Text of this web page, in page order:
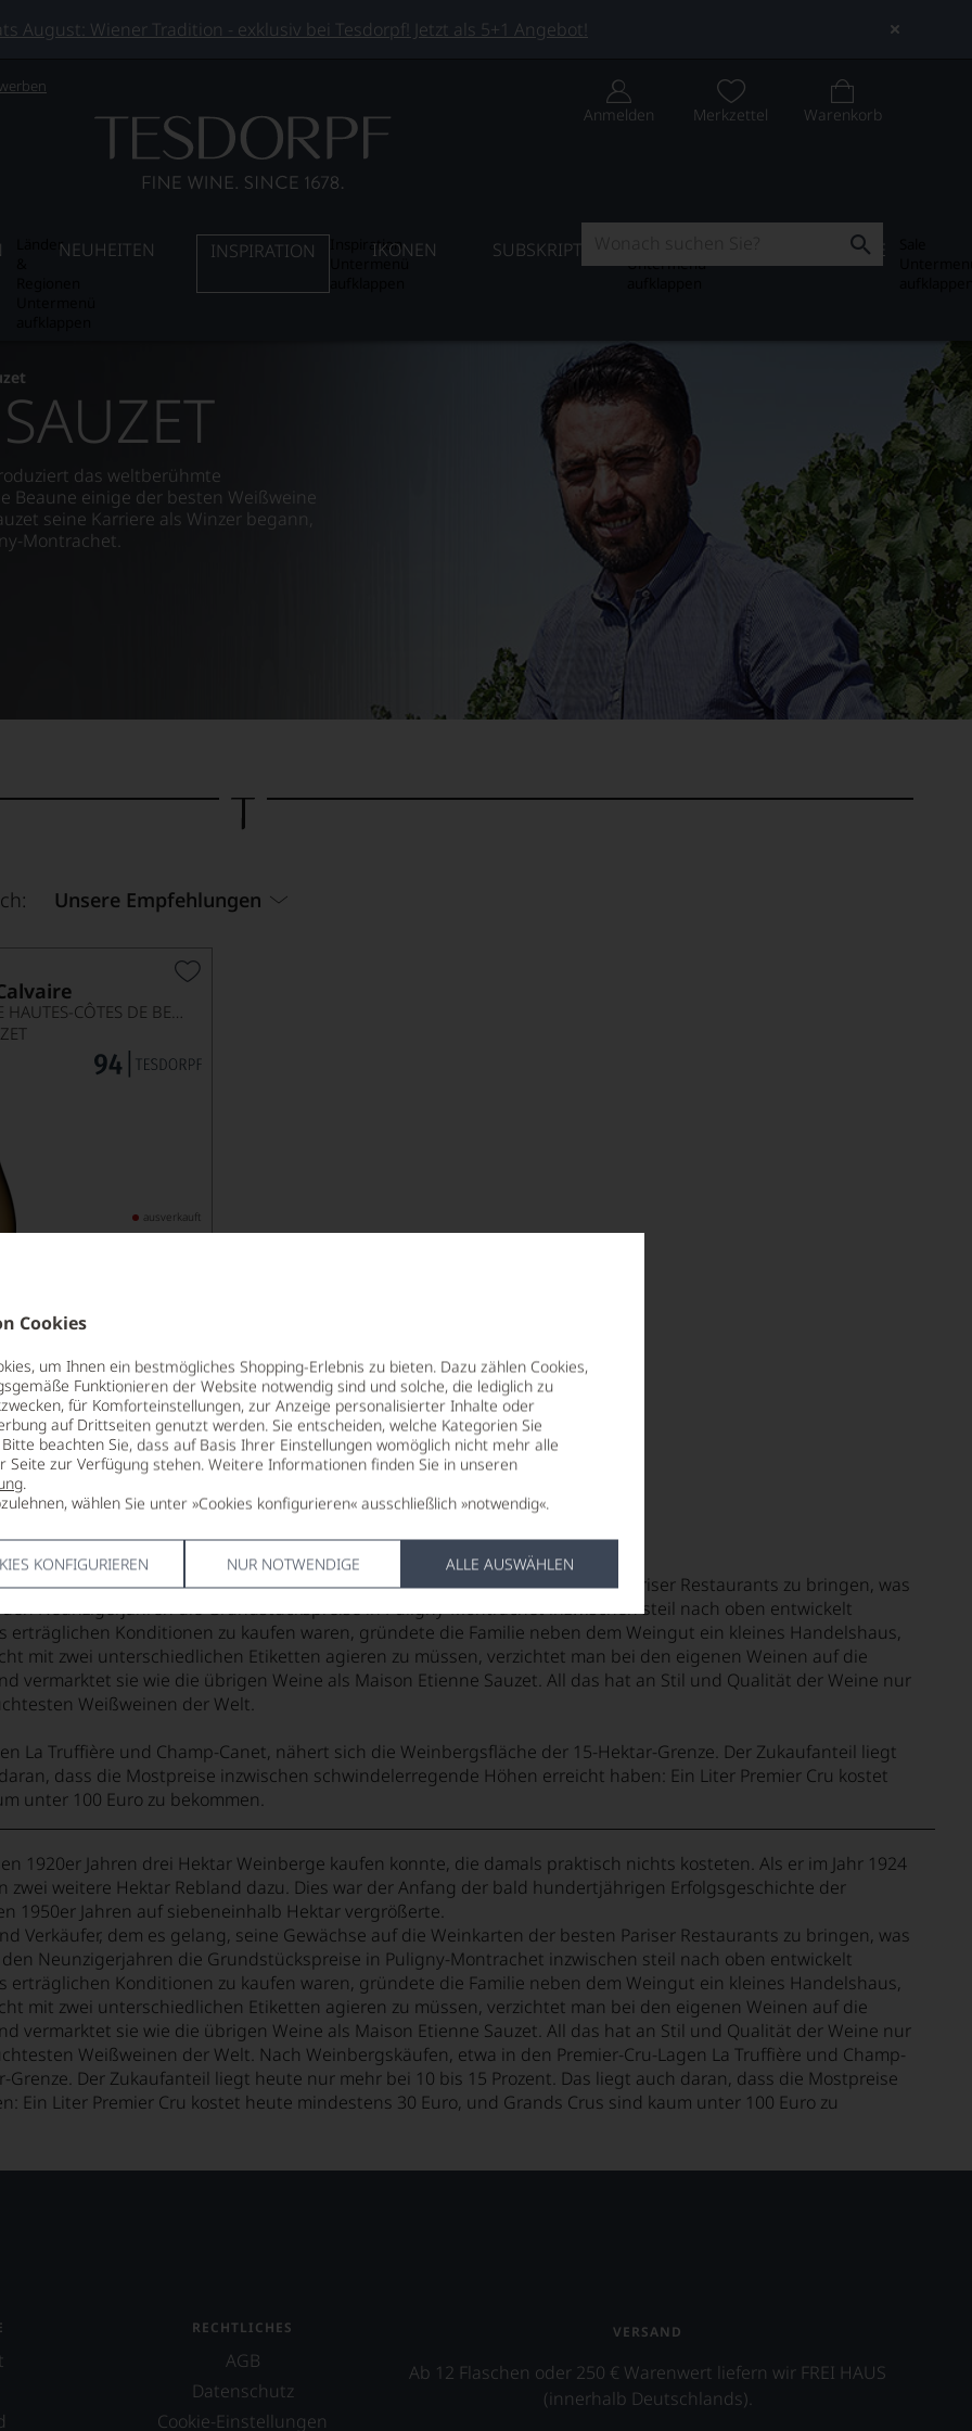
Cookies
um Ihnen ein bestmögliches Shopping-Erlebnis zu bieten. Dazu zählen Cookies,
Funktionieren der Website notwendig sind und solche, die lediglich zu
für Komforteinstellungen, zur Anzeige personalisierter Inhalte oder
auf Drittseiten genutzt werden. Sie entscheiden, welche Kategorien Sie
beachten Sie, dass auf Basis Ihrer Einstellungen womöglich nicht mehr alle
Seite zur Verfügung stehen. Weitere Informationen finden Sie in unseren
.
wählen Sie unter »Cookies konfigurieren« ausschließlich »notwendig«.
KONFIGURIEREN NUR NOTWENDIGE ALLE AUSWÄHLEN
August: Wiener Tradition - exklusiv bei Tesdorpf! Jetzt als 5+1 Angebot!
Anmelden Merkzettel Warenkorb
LänderNEUHEITEN INSPIRATION
InspirationIKONEN SUBSKRIPTION
Untermenü
SALE
das weltberühmte
Beaune einige der besten Weißweine
seine Karriere als Winzer begann,
Montrachet.
Unsere Empfehlungen
BOURGOGNE HAUTES-CÔTES DE BEAUNE AOP
ausverkauft
Verkäufer, dem es gelang, seine Gewächse auf die Weinkarten der besten Pariser Restaurants zu bringen, was
Neunzigerjahren die Grundstückspreise in Puligny-Montrachet inzwischen steil nach oben entwickelt
Konditionen zu kaufen waren, gründete die Familie neben dem Weingut ein kleines Handelshaus,
mit zwei unterschiedlichen Etiketten agieren zu müssen, verzichtet man bei den eigenen Weinen auf die
vermarktet sie wie die übrigen Weine als Maison Etienne Sauzet. All das hat an Stil und Qualität der Weine nur
Weißweinen der Welt.
La Truffière und Champ-Canet, nähert sich die Weinbergsfläche der 15-Hektar-Grenze. Der Zukaufanteil liegt
dass die Mostpreise inzwischen schwindelerregende Höhen erreicht haben: Ein Liter Premier Cru kostet
unter 100 Euro zu bekommen.
1920er Jahren drei Hektar Weinberge kaufen konnte, die damals praktisch nichts kosteten. Als er im Jahr 1924
zwei weitere Hektar Rebland dazu. Dies war der Anfang der bald hundertjährigen Erfolgsgeschichte der
1950er Jahren auf siebeneinhalb Hektar vergrößerte.
Verkäufer, dem es gelang, seine Gewächse auf die Weinkarten der besten Pariser Restaurants zu bringen, was
Neunzigerjahren die Grundstückspreise in Puligny-Montrachet inzwischen steil nach oben entwickelt
Konditionen zu kaufen waren, gründete die Familie neben dem Weingut ein kleines Handelshaus,
mit zwei unterschiedlichen Etiketten agieren zu müssen, verzichtet man bei den eigenen Weinen auf die
vermarktet sie wie die übrigen Weine als Maison Etienne Sauzet. All das hat an Stil und Qualität der Weine nur
Weißweinen der Welt. Nach Weinbergskäufen, etwa in den Premier-Cru-Lagen La Truffière und Champ-
Der Zukaufanteil liegt heute nur mehr bei 10 bis 15 Prozent. Das liegt auch daran, dass die Mostpreise
Ein Liter Premier Cru kostet heute mindestens 30 Euro, und Grands Crus sind kaum unter 100 Euro zu
RECHTLICHES
AGB
Datenschutz
Cookie-Einstellungen
VERSAND
Ab 12 Flaschen oder 250 € Warenwert liefern wir FREI HAUS
(innerhalb Deutschlands).